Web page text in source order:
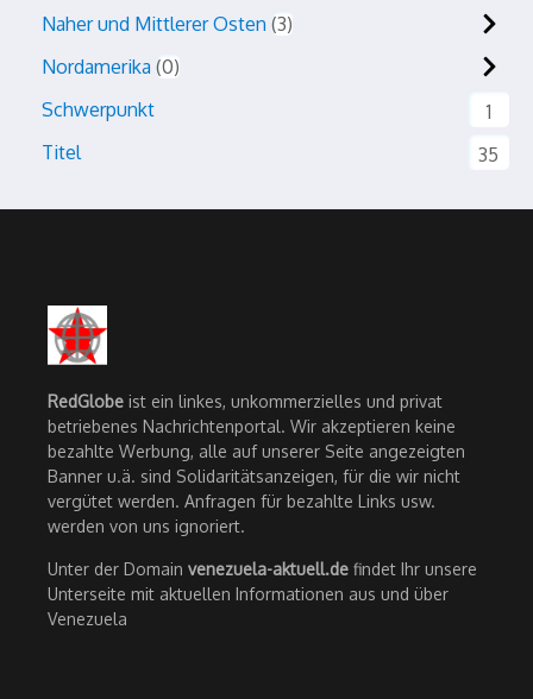
Naher und Mittlerer Osten 3
Nordamerika 0
Schwerpunkt
1
Titel
35
RedGlobe ist ein linkes, unkommerzielles und privat
betriebenes Nachrichtenportal. Wir akzeptieren keine
bezahlte Werbung, alle auf unserer Seite angezeigten
Banner u.ä. sind Solidaritätsanzeigen, für die wir nicht
vergütet werden. Anfragen für bezahlte Links usw.
werden von uns ignoriert.
Unter der Domain venezuela-aktuell.de findet Ihr unsere
Unterseite mit aktuellen Informationen aus und über
Venezuela